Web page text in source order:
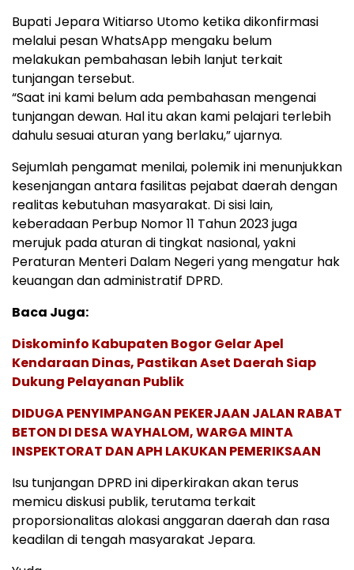
Bupati Jepara Witiarso Utomo ketika dikonfirmasi
melalui pesan WhatsApp mengaku belum
melakukan pembahasan lebih lanjut terkait
tunjangan tersebut.
“Saat ini kami belum ada pembahasan mengenai
tunjangan dewan. Hal itu akan kami pelajari terlebih
dahulu sesuai aturan yang berlaku,” ujarnya.
Sejumlah pengamat menilai, polemik ini menunjukkan
kesenjangan antara fasilitas pejabat daerah dengan
realitas kebutuhan masyarakat. Di sisi lain,
keberadaan Perbup Nomor 11 Tahun 2023 juga
merujuk pada aturan di tingkat nasional, yakni
Peraturan Menteri Dalam Negeri yang mengatur hak
keuangan dan administratif DPRD.
Baca Juga:
Diskominfo Kabupaten Bogor Gelar Apel
Kendaraan Dinas, Pastikan Aset Daerah Siap
Dukung Pelayanan Publik
DIDUGA PENYIMPANGAN PEKERJAAN JALAN RABAT
BETON DI DESA WAYHALOM, WARGA MINTA
INSPEKTORAT DAN APH LAKUKAN PEMERIKSAAN
Isu tunjangan DPRD ini diperkirakan akan terus
memicu diskusi publik, terutama terkait
proporsionalitas alokasi anggaran daerah dan rasa
keadilan di tengah masyarakat Jepara.